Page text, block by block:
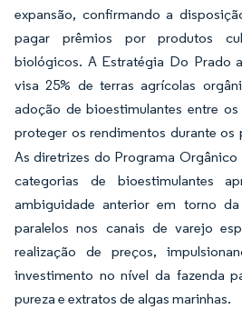
expansão, confirmando a
pagar prêmios por produtos
biológicos. A Estratégia Do Prado
visa 25% de terras agrícolas
adoção de bioestimulantes entre
proteger os rendimentos durante os
As diretrizes do Programa Orgânico
categorias de bioestimulantes
ambiguidade anterior em torno
paralelos nos canais de varejo
realização de preços,
investimento no nível da fazenda
pureza e extratos de algas marinhas.